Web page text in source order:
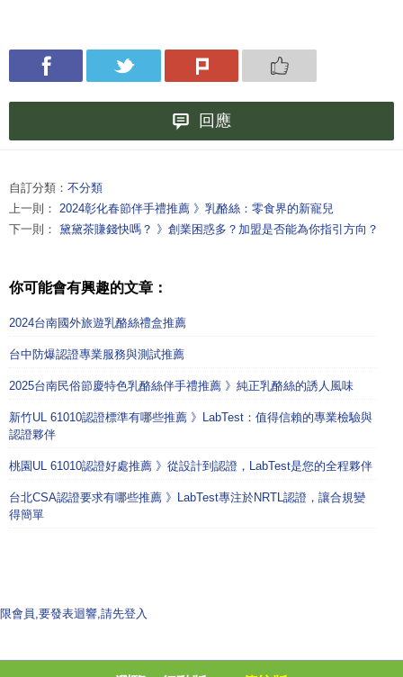
回應
自訂分類： 不分類
上一則： 2024彰化春節伴手禮推薦 》乳酪絲：零食界的新寵兒
下一則： 黛黛茶賺錢快嗎？ 》創業困惑多？加盟是否能為你指引方向？
你可能會有興趣的文章：
2024台南國外旅遊乳酪絲禮盒推薦
台中防爆認證專業服務與測試推薦
2025台南民俗節慶特色乳酪絲伴手禮推薦 》純正乳酪絲的誘人風味
新竹UL 61010認證標準有哪些推薦 》LabTest：值得信賴的專業檢驗與
認證夥伴
桃園UL 61010認證好處推薦 》從設計到認證，LabTest是您的全程夥伴
台北CSA認證要求有哪些推薦 》LabTest專注於NRTL認證，讓合規變
得簡單
限會員,要發表迴響,請先登入